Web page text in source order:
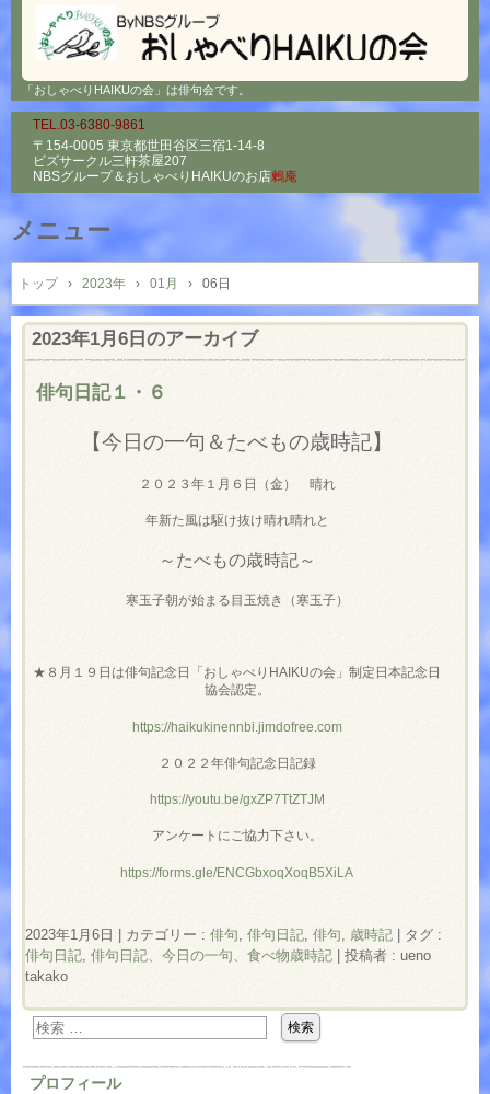
「おしゃべりHAIKUの会」は俳句会です。
TEL.03-6380-9861
〒154-0005 東京都世田谷区三宿1-14-8
ビズサークル三軒茶屋207
NBSグループ＆ おしゃべりHAIKUのお店鶫庵
メニュー
コ
ン
テ
ン
トップ › 2023年 › 01月 › 06日
2023年1月6日 のアーカイブ
俳句日記１・６
【今日の一句＆たべもの歳時記】
２０２３年１月６日（金） 晴れ
年新た風は駆け抜け晴れ晴れと
～たべもの歳時記～
寒玉子朝が始まる目玉焼き（寒玉子）
★８月１９日は俳句記念日「おしゃべりHAIKUの会」制定日本記念日
協会認定。
https://haikukinennbi.jimdofree.com
２０２２年俳句記念日記録
https://youtu.be/gxZP7TtZTJM
アンケートにご協力下さい。
https://forms.gle/ENCGbxoqXoqB5XiLA
2023年1月6日 | カテゴリー : 俳句 俳句日記 俳句, 歳時記 | タグ :
俳句日記 俳句日記、今日の一句、食べ物歳時記 | 投稿者 : ueno
takako
プロフィール